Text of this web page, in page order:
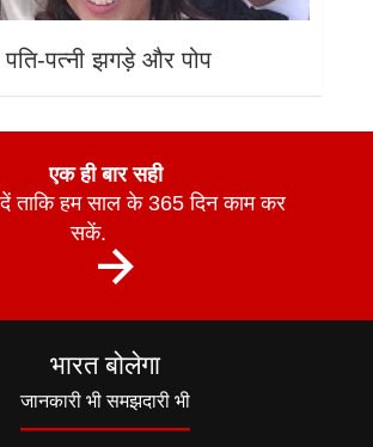
पति-पत्नी झगड़े और पोप
एक ही बार सही
ताकि हम साल के 365 दिन काम कर
सकें.
भारत बोलेगा
जानकारी भी समझदारी भी